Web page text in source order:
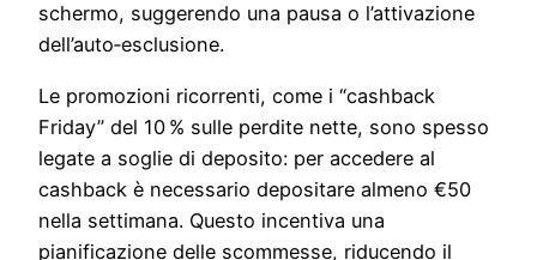
schermo, suggerendo una pausa o l’attivazione
dell’auto‑esclusione.
Le promozioni ricorrenti, come i “cashback
Friday” del 10 % sulle perdite nette, sono spesso
legate a soglie di deposito: per accedere al
cashback è necessario depositare almeno €50
nella settimana. Questo incentiva una
pianificazione delle scommesse, riducendo il